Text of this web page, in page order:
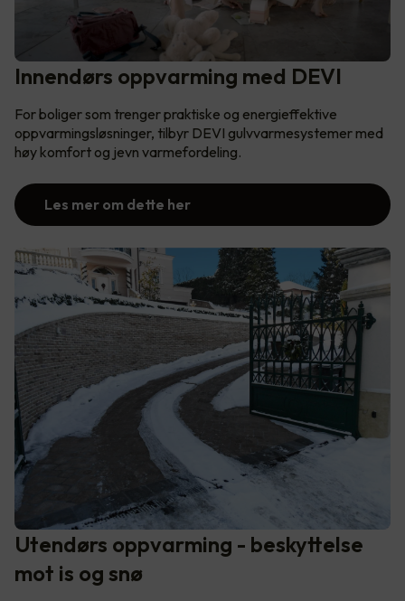
Innendørs oppvarming med DEVI
For boliger som trenger praktiske og energieffektive
oppvarmingsløsninger, tilbyr DEVI gulvvarmesystemer med
høy komfort og jevn varmefordeling.
Les mer om dette her
Utendørs oppvarming - beskyttelse
mot is og snø